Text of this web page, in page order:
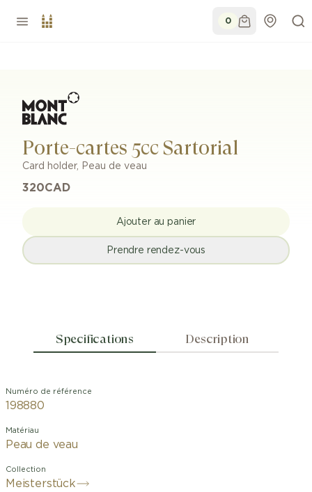
0
Porte-cartes 5cc Sartorial
Card holder, Peau de veau
320CAD
Ajouter au panier
Prendre rendez-vous
Specifications Description
Numéro de référence
198880
Matériau
Peau de veau
Collection
Meisterstück